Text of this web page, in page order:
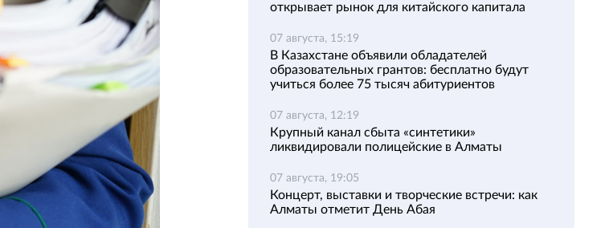
открывает рынок для китайского капитала
07 августа, 15:19
В Казахстане объявили обладателей
образовательных грантов: бесплатно будут
учиться более 75 тысяч абитуриентов
07 августа, 12:19
Крупный канал сбыта «синтетики»
ликвидировали полицейские в Алматы
07 августа, 19:05
Концерт, выставки и творческие встречи: как
Алматы отметит День Абая